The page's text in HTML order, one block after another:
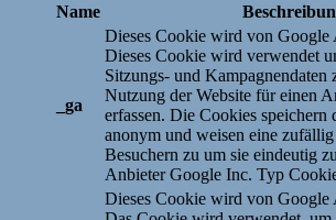
Name
_ga
Dieses Cookie wird von Google
Dieses Cookie wird verwendet
Sitzungs- und Kampagnendaten
Nutzung der Website für einen
erfassen. Die Cookies speichern
anonym und weisen eine
Besuchern zu um sie eindeutig
Anbieter Google Inc. Typ
Dieses Cookie wird von Google